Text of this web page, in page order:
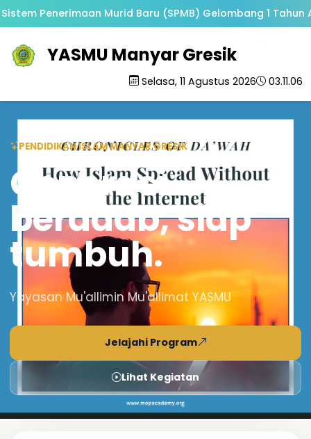
Penerimaan Murid Baru (SPMB) Gelombang 1 Tahun
YASMU Manyar Gresik
Selasa, 11 Agustus 2026 03.11.06
PENDIDIKAN ISLAM MANYAR GRESIK
Generasi
beradab, siap
tumbuh.
Yayasan Mu'allimin Mu'allimat YASMU
Jelajahi Program
Lihat Kegiatan